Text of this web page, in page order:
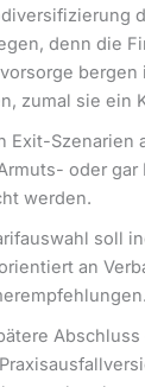
denn die
bergen
zumal sie ein
Exit-Szenarien
oder
werden.
soll
an